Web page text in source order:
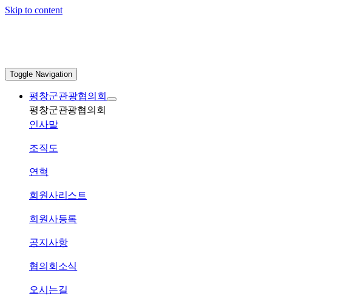
Skip to content
Toggle Navigation
평창군관광협의회
평창군관광협의회
인사말
조직도
연혁
회원사리스트
회원사등록
공지사항
협의회소식
오시는길